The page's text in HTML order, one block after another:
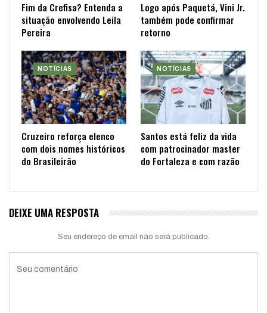
Fim da Crefisa? Entenda a
situação envolvendo Leila
Pereira
Logo após Paquetá, Vini Jr.
também pode confirmar
retorno
NOTÍCIAS
Cruzeiro reforça elenco
com dois nomes históricos
do Brasileirão
NOTÍCIAS
Santos está feliz da vida
com patrocinador master
do Fortaleza e com razão
DEIXE UMA RESPOSTA
Seu endereço de email não será publicado.